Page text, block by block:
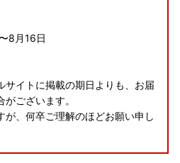
8月16日
サイトに掲載の期日よりも、お届
ございます。
が、何卒ご理解のほどお願い申し